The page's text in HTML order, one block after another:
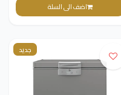
اضف الى السلة
جديد